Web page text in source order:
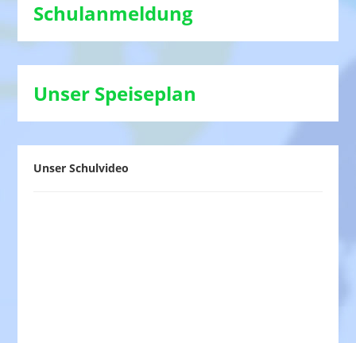
Schulanmeldung
Unser Speiseplan
Unser Schulvideo